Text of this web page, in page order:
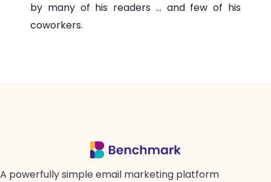
by many of his readers ... and few of his
coworkers.
A powerfully simple email marketing platform